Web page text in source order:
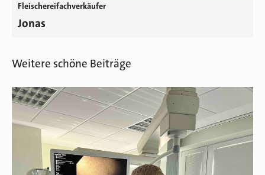
Fleischereifachverkäufer
Jonas
Weitere schöne Beiträge